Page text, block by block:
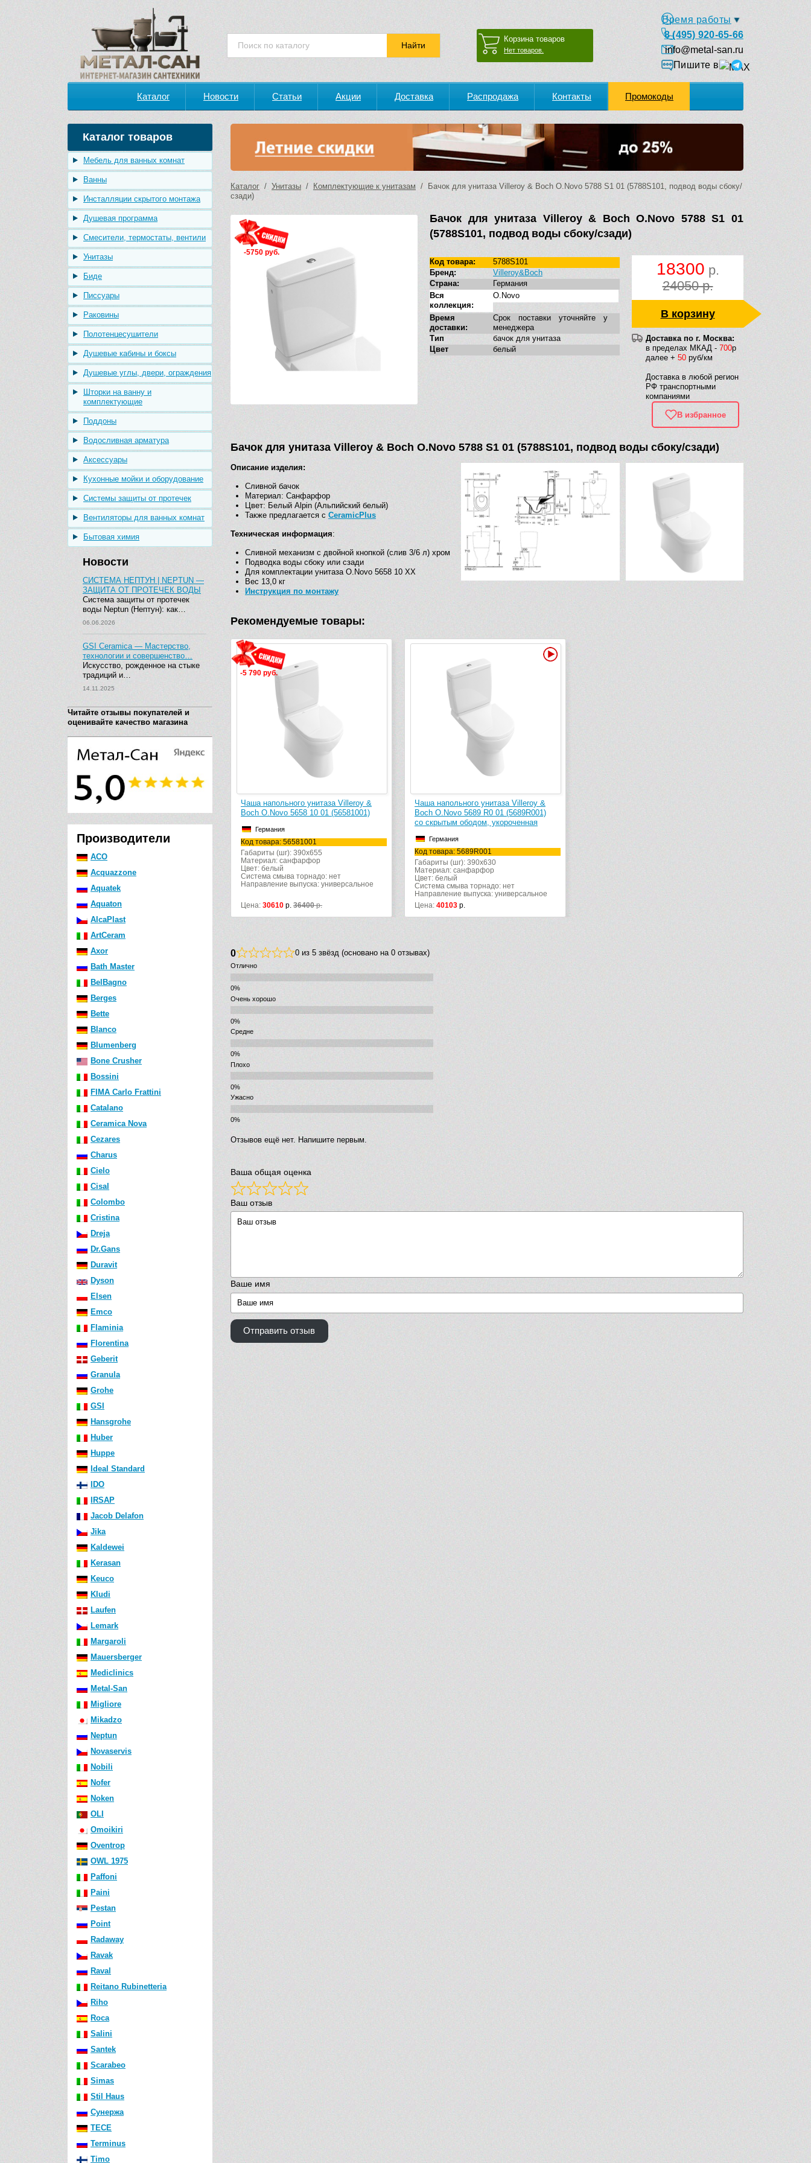
Корзина товаров
Нет товаров.
Время работы
8 (495) 920-65-66
info@metal-san.ru
Пишите в
Каталог Новости Статьи Акции Доставка Распродажа Контакты Промокоды
Каталог товаров
Мебель для ванных комнат
Ванны
Инсталляции скрытого монтажа
Душевая программа
Смесители, термостаты, вентили
Унитазы
Биде
Писсуары
Раковины
Полотенцесушители
Душевые кабины и боксы
Душевые углы, двери, ограждения
Шторки на ванну и
комплектующие
Поддоны
Водосливная арматура
Аксессуары
Кухонные мойки и оборудование
Системы защиты от протечек
Вентиляторы для ванных комнат
Бытовая химия
Новости
СИСТЕМА НЕПТУН | NEPTUN —
ЗАЩИТА ОТ ПРОТЕЧЕК ВОДЫ
Система защиты от протечек
воды Neptun (Нептун): как…
06.06.2026
GSI Ceramica — Мастерство,
технологии и совершенство…
Искусство, рожденное на стыке
традиций и…
14.11.2025
Читайте отзывы покупателей и
оценивайте качество магазина
Производители
ACO
Acquazzone
Aquatek
Aquaton
AlcaPlast
ArtCeram
Axor
Bath Master
BelBagno
Berges
Bette
Blanco
Blumenberg
Bone Crusher
Bossini
FIMA Carlo Frattini
Catalano
Ceramica Nova
Cezares
Charus
Cielo
Cisal
Colombo
Cristina
Dreja
Dr.Gans
Duravit
Dyson
Elsen
Emco
Flaminia
Florentina
Geberit
Granula
Grohe
GSI
Hansgrohe
Huber
Huppe
Ideal Standard
IDO
IRSAP
Jacob Delafon
Jika
Kaldewei
Kerasan
Keuco
Kludi
Laufen
Lemark
Margaroli
Mauersberger
Mediclinics
Metal-San
Migliore
Mikadzo
Neptun
Novaservis
Nobili
Nofer
Noken
OLI
Omoikiri
Oventrop
OWL 1975
Paffoni
Paini
Pestan
Point
Radaway
Ravak
Raval
Reitano Rubinetteria
Riho
Roca
Salini
Santek
Scarabeo
Simas
Stil Haus
Сунержа
TECE
Terminus
Timo
Каталог / Унитазы / Комплектующие к унитазам / Бачок для унитаза Villeroy & Boch O.Novo 5788 S1 01 (5788S101, подвод воды сбоку/
сзади)
-5750 руб.
Бачок для унитаза Villeroy & Boch O.Novo 5788 S1 01
(5788S101, подвод воды сбоку/сзади)
18300 р.
24050 р.
В корзину
Доставка по г. Москва:
в пределах МКАД - 700р
далее + 50 руб/км
Доставка в любой регион
РФ транспортными
компаниями
В избранное
Код товара:
5788S101
Бренд:
Villeroy&Boch
Страна:
Германия
Вся
коллекция:
O.Novo
Время
доставки:
Срок поставки уточняйте у
менеджера
Тип
бачок для унитаза
Цвет
белый
Бачок для унитаза Villeroy & Boch O.Novo 5788 S1 01 (5788S101, подвод воды сбоку/сзади)
Описание изделия:
Сливной бачок
Материал: Санфарфор
Цвет: Белый Alpin (Альпийский белый)
Также предлагается с CeramicPlus
Техническая информация:
Сливной механизм с двойной кнопкой (слив 3/6 л) хром
Подводка воды сбоку или сзади
Для комплектации унитаза O.Novo 5658 10 ХХ
Вес 13,0 кг
Инструкция по монтажу
Рекомендуемые товары:
-5 790 руб.
Чаша напольного унитаза Villeroy &
Boch O.Novo 5658 10 01 (56581001)
Германия
Код товара: 56581001
Габариты (шг): 390x655
Материал: санфарфор
Цвет: белый
Система смыва торнадо: нет
Направление выпуска: универсальное
Цена: 30610 р. 36400р.
Чаша напольного унитаза Villeroy &
Boch O.Novo 5689 R0 01 (5689R001)
со скрытым ободом, укороченная
Германия
Код товара: 5689R001
Габариты (шг): 390x630
Материал: санфарфор
Цвет: белый
Система смыва торнадо: нет
Направление выпуска: универсальное
Цена: 40103 р.
0 0 из 5 звёзд (основано на 0 отзывах)
Отлично
Очень хорошо
Средне
Плохо
Ужасно
Отзывов ещё нет. Напишите первым.
Ваша общая оценка
Ваш отзыв
Ваше имя
Отправить отзыв